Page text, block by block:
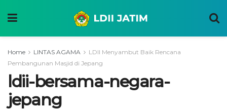
Home LINTAS AGAMA
LDII Menyambut Baik Rencana
Pembangunan Masjid di Jepang
ldii-bersama-negara-
jepang